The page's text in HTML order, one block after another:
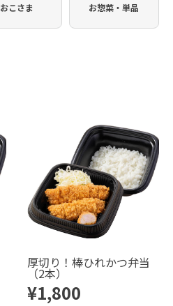
おこさま お惣菜・単品
厚切り！棒ひれかつ弁当
（2本）
¥1,800